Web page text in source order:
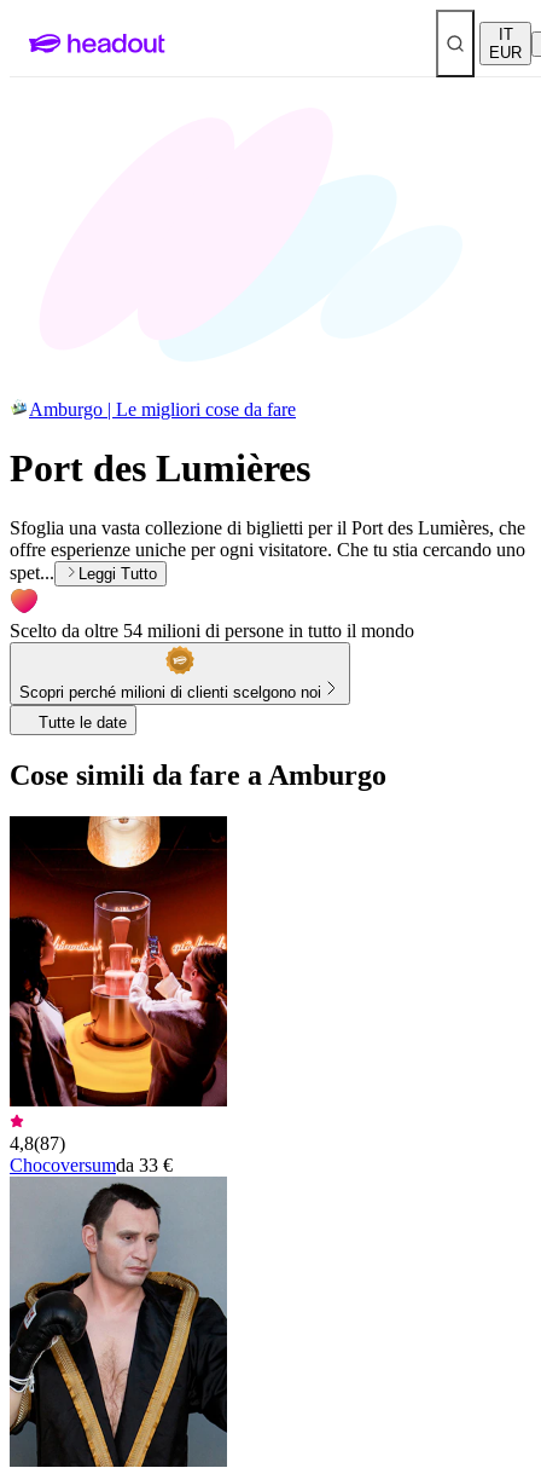
IT
EUR
Amburgo | Le migliori cose da fare
Port des Lumières
Sfoglia una vasta collezione di biglietti per il Port des Lumières, che
offre esperienze uniche per ogni visitatore. Che tu stia cercando uno
spet...
Leggi Tutto
Scelto da oltre 54 milioni di persone in tutto il mondo
Scopri perché milioni di clienti scelgono noi
Tutte le date
Cose simili da fare a Amburgo
4,8(87)
Chocoversumda 33 €